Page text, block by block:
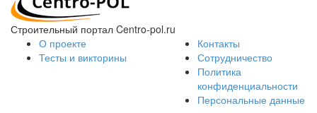
Строительный портал Centro-pol.ru
О проекте
Тесты и викторины
Контакты
Сотрудничество
Политика
конфиденциальности
Персональные данные